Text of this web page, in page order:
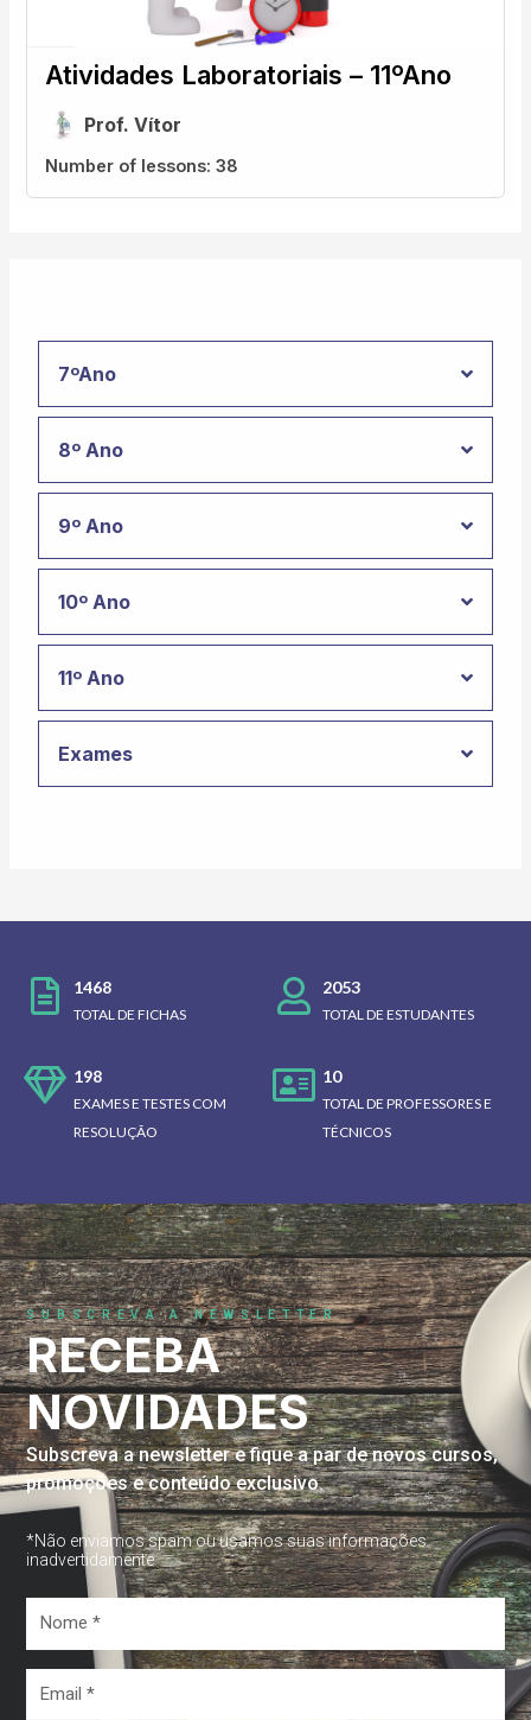
7ºAno
8º Ano
9º Ano
10º Ano
11º Ano
Exames
Atividades Laboratoriais – 11ºAno
Prof. Vítor
Number of lessons:38
1468
TOTAL DE FICHAS
2053
TOTAL DE ESTUDANTES
198
EXAMES E TESTES COM
RESOLUÇÃO
10
TOTAL DE PROFESSORES E
TÉCNICOS
SUBSCREVA A NEWSLETTER
RECEBA
NOVIDADES
Subscreva a newsletter e fique a par de novos cursos,
promoções e conteúdo exclusivo.
*Não enviamos spam ou usamos suas informações
inadvertidamente